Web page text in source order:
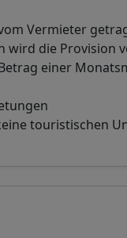
Vermieter
wird die Provision
einer
touristischen